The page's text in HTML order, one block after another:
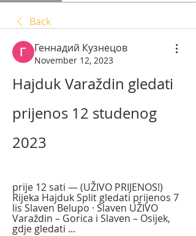
Back
Геннадий Кузнецов
November 12, 2023
Hajduk Varaždin gledati
prijenos 12 studenog
2023
prije 12 sati — (UŽIVO PRIJENOS!)
Rijeka Hajduk Split gledati prijenos 7
lis Slaven Belupo · Slaven UŽIVO
Varaždin – Gorica i Slaven – Osijek,
gdje gledati ...